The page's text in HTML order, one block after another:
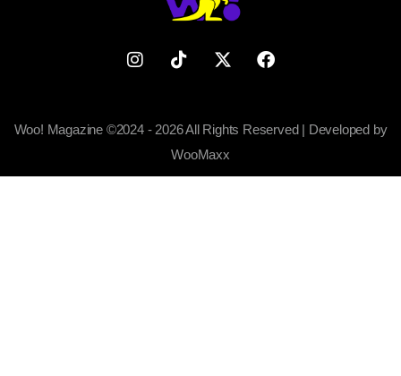
Woo! Magazine ©2024 - 2026 All Rights Reserved | Developed by
WooMaxx